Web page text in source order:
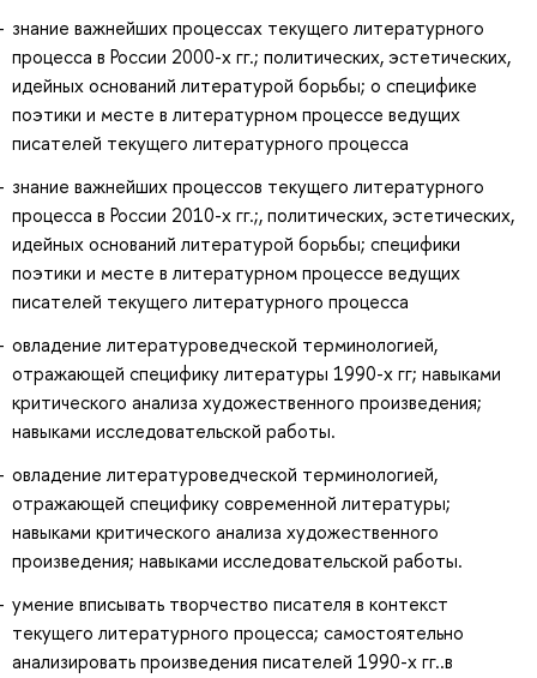
знание важнейших процессах текущего литературного
процесса в России 2000-х гг.; политических, эстетических,
идейных оснований литературой борьбы; о специфике
поэтики и месте в литературном процессе ведущих
писателей текущего литературного процесса
знание важнейших процессов текущего литературного
процесса в России 2010-х гг.;, политических, эстетических,
идейных оснований литературой борьбы; специфики
поэтики и месте в литературном процессе ведущих
писателей текущего литературного процесса
овладение литературоведческой терминологией,
отражающей специфику литературы 1990-х гг; навыками
критического анализа художественного произведения;
навыками исследовательской работы.
овладение литературоведческой терминологией,
отражающей специфику современной литературы;
навыками критического анализа художественного
произведения; навыками исследовательской работы.
умение вписывать творчество писателя в контекст
текущего литературного процесса; самостоятельно
анализировать произведения писателей 1990-х гг..в